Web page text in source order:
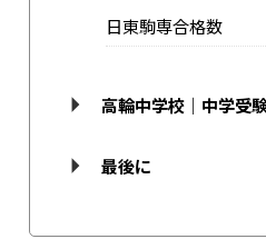
日東駒専合格数
高輪中学校｜中学受
最後に